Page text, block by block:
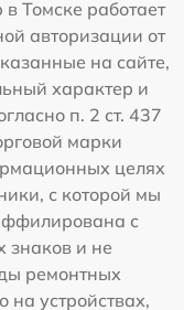
Томске работает
авторизации от
на сайте,
характер и
п. 2 ст. 437
марки
целях
с которой мы
с
знаков и не
ремонтных
на устройствах,